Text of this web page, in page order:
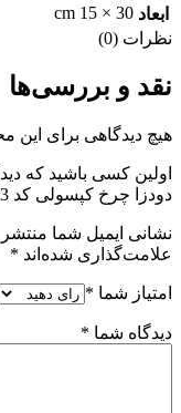
ابعاد 30 × 15 cm
نظرات (0)
نقد و بررسی‌ها
هیچ دیدگاهی برای
اولین کسی باشید که
دودزا چرخ کپسولی كد 3”
نشانی ایمیل شما
علامت‌گذاری شده‌اند *
امتیاز شما *
دیدگاه شما *